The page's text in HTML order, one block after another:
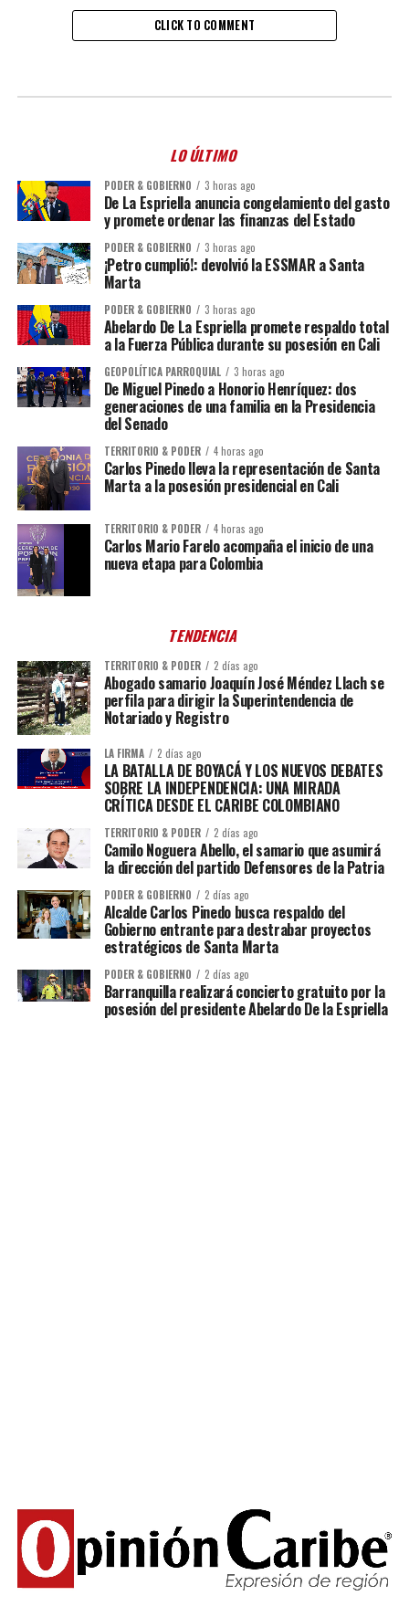
CLICK TO COMMENT
LO ÚLTIMO
PODER & GOBIERNO 3 horas ago
De La Espriella anuncia congelamiento del gasto
y promete ordenar las finanzas del Estado
PODER & GOBIERNO 3 horas ago
¡Petro cumplió!: devolvió la ESSMAR a Santa
Marta
PODER & GOBIERNO 3 horas ago
Abelardo De La Espriella promete respaldo total
a la Fuerza Pública durante su posesión en Cali
GEOPOLÍTICA PARROQUIAL 3 horas ago
De Miguel Pinedo a Honorio Henríquez: dos
generaciones de una familia en la Presidencia
del Senado
TERRITORIO & PODER 4 horas ago
Carlos Pinedo lleva la representación de Santa
Marta a la posesión presidencial en Cali
TERRITORIO & PODER 4 horas ago
Carlos Mario Farelo acompaña el inicio de una
nueva etapa para Colombia
TENDENCIA
TERRITORIO & PODER 2 días ago
Abogado samario Joaquín José Méndez Llach se
perfila para dirigir la Superintendencia de
Notariado y Registro
LA FIRMA 2 días ago
LA BATALLA DE BOYACÁ Y LOS NUEVOS DEBATES
SOBRE LA INDEPENDENCIA: UNA MIRADA
CRÍTICA DESDE EL CARIBE COLOMBIANO
TERRITORIO & PODER 2 días ago
Camilo Noguera Abello, el samario que asumirá
la dirección del partido Defensores de la Patria
PODER & GOBIERNO 2 días ago
Alcalde Carlos Pinedo busca respaldo del
Gobierno entrante para destrabar proyectos
estratégicos de Santa Marta
PODER & GOBIERNO 2 días ago
Barranquilla realizará concierto gratuito por la
posesión del presidente Abelardo De la Espriella